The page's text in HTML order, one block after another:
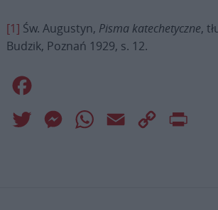
[1] Św. Augustyn, Pisma katechetyczne,
Budzik, Poznań 1929, s. 12.
Twitter MessengerWhatsApp
Email
Copy